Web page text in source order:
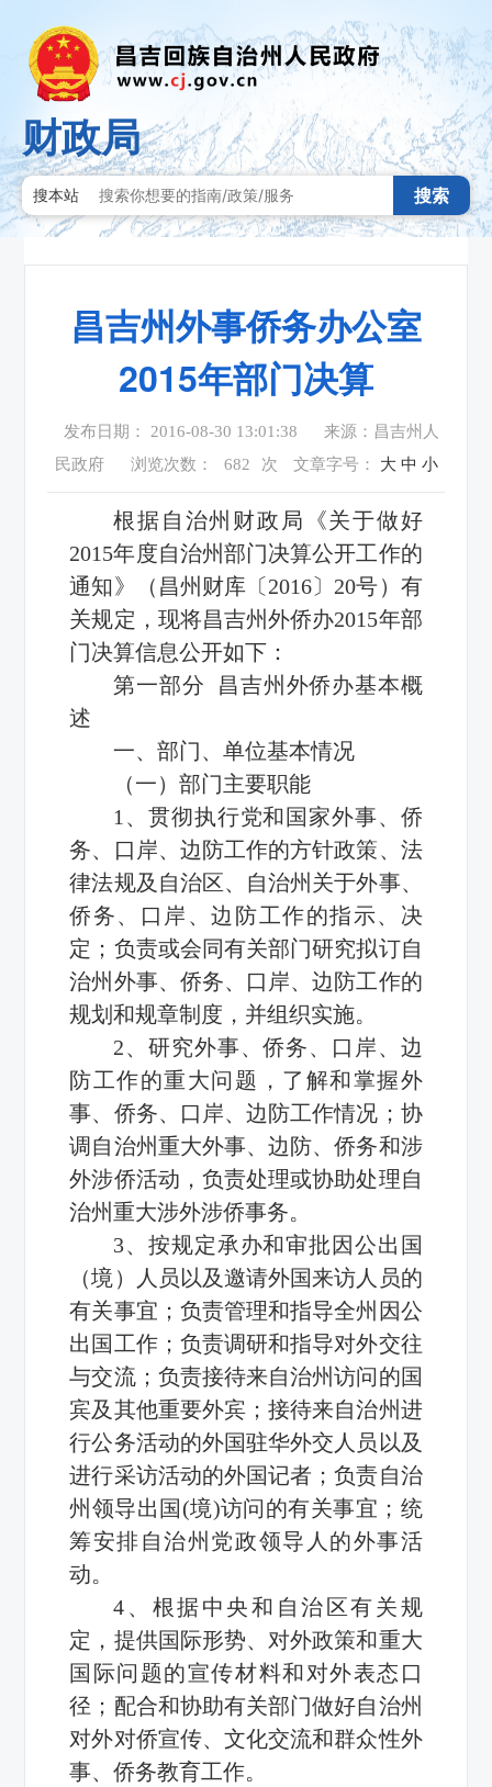
财政局
搜本站 搜索
昌吉州外事侨务办公室
2015年部门决算
发布日期： 2016-08-30 13:01:38
来源：昌吉州人
民政府
浏览次数： 682 次 文章字号： 大 中 小
根据自治州财政局《关于做好
2015年度自治州部门决算公开工作的
通知》（昌州财库〔2016〕20号）有
关规定，现将昌吉州外侨办2015年部
门决算信息公开如下：
第一部分 昌吉州外侨办基本概
述
一、部门、单位基本情况
（一）部门主要职能
1、贯彻执行党和国家外事、侨
务、口岸、边防工作的方针政策、法
律法规及自治区、自治州关于外事、
侨务、口岸、边防工作的指示、决
定；负责或会同有关部门研究拟订自
治州外事、侨务、口岸、边防工作的
规划和规章制度，并组织实施。
2、研究外事、侨务、口岸、边
防工作的重大问题，了解和掌握外
事、侨务、口岸、边防工作情况；协
调自治州重大外事、边防、侨务和涉
外涉侨活动，负责处理或协助处理自
治州重大涉外涉侨事务。
3、按规定承办和审批因公出国
（境）人员以及邀请外国来访人员的
有关事宜；负责管理和指导全州因公
出国工作；负责调研和指导对外交往
与交流；负责接待来自治州访问的国
宾及其他重要外宾；接待来自治州进
行公务活动的外国驻华外交人员以及
进行采访活动的外国记者；负责自治
州领导出国(境)访问的有关事宜；统
筹安排自治州党政领导人的外事活
动。
4、根据中央和自治区有关规
定，提供国际形势、对外政策和重大
国际问题的宣传材料和对外表态口
径；配合和协助有关部门做好自治州
对外对侨宣传、文化交流和群众性外
事、侨务教育工作。